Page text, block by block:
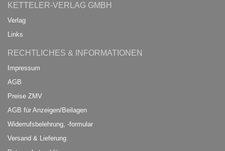
KETTELER-VERLAG GMBH
Verlag
Links
RECHTLICHES & INFORMATIONEN
Impressum
AGB
Preise ZMV
AGB für Anzeigen/Beilagen
Widerrufsbelehrung, -formular
Versand & Lieferung